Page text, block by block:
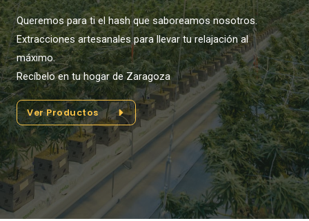
Queremos para ti el hash que saboreamos nosotros.
Extracciones artesanales para llevar tu relajación al
máximo.
Recíbelo en tu hogar de Zaragoza
Ver Productos